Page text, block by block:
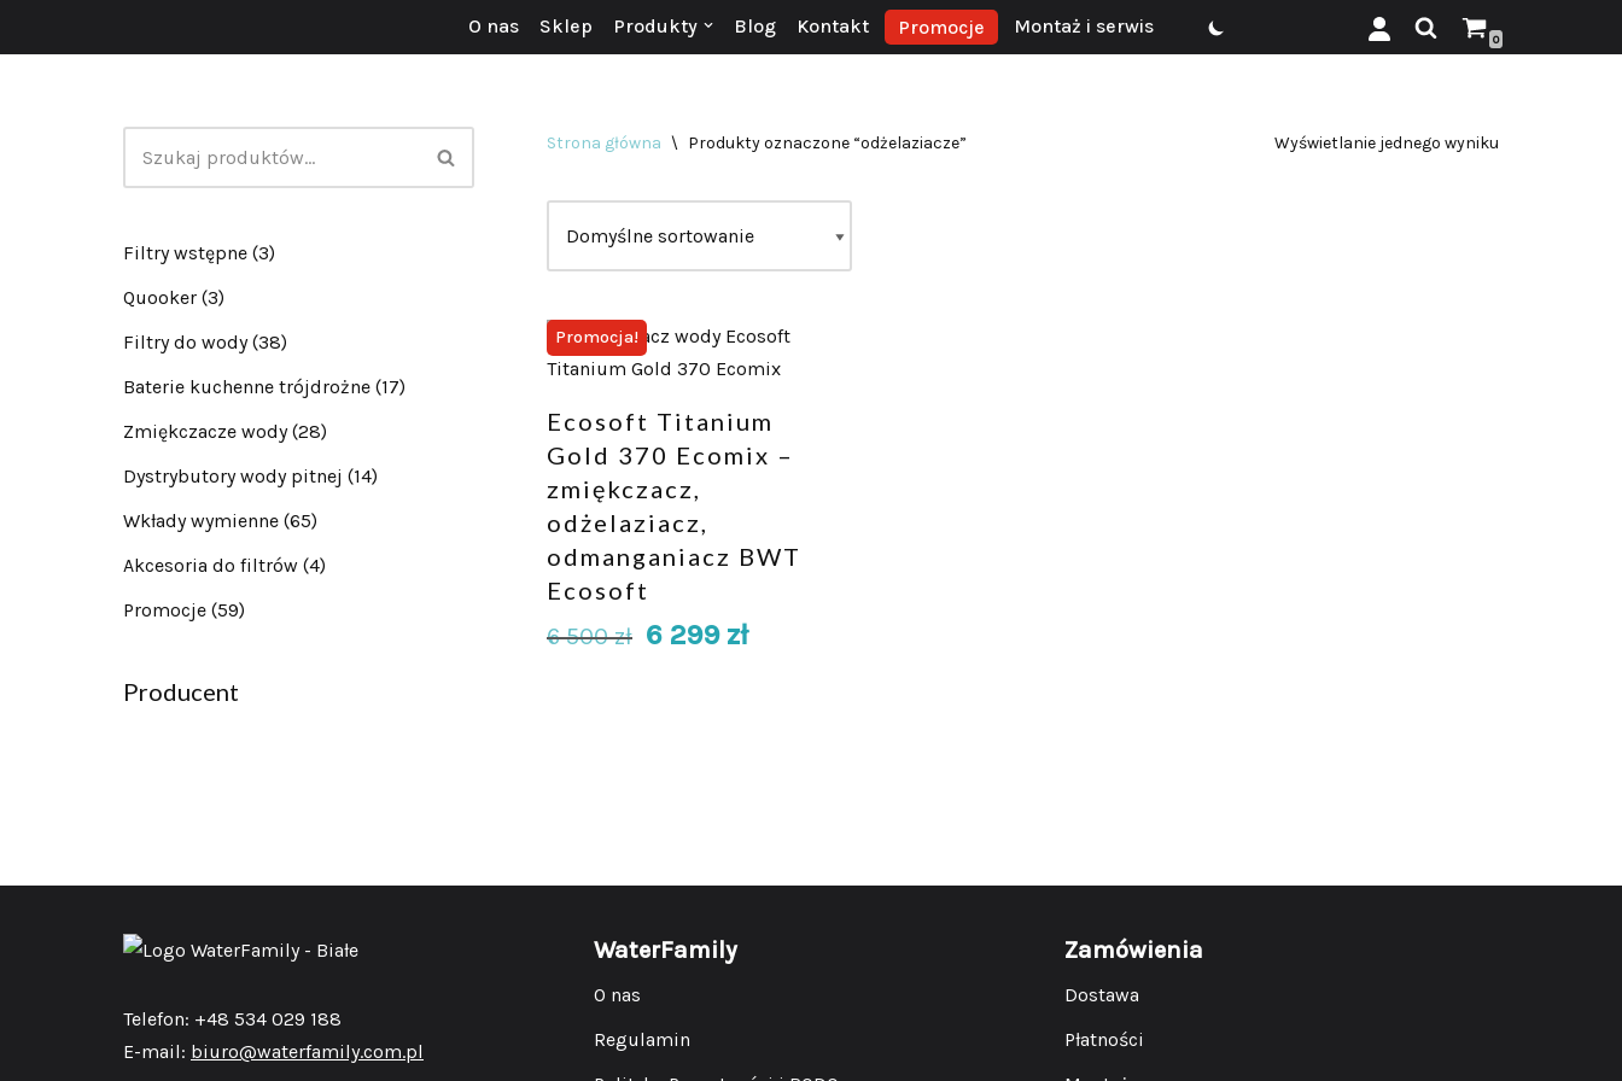
O nas Sklep Produkty Blog Kontakt Promocje Montaż i serwis
0
Filtry wstępne (3)
Quooker (3)
Filtry do wody (38)
Baterie kuchenne trójdrożne (17)
Zmiękczacze wody (28)
Dystrybutory wody pitnej (14)
Wkłady wymienne (65)
Akcesoria do filtrów (4)
Promocje (59)
Producent
Strona główna \ Produkty oznaczone “odżelaziacze” Wyświetlanie jednego wyniku
Promocja!
Ecosoft Titanium
Gold 370 Ecomix –
zmiękczacz,
odżelaziacz,
odmanganiacz BWT
Ecosoft
6 500zł 6 299 zł
Telefon: +48 534 029 188
E-mail: biuro@waterfamily.com.pl
WaterFamily
O nas
Regulamin
Zamówienia
Dostawa
Płatności